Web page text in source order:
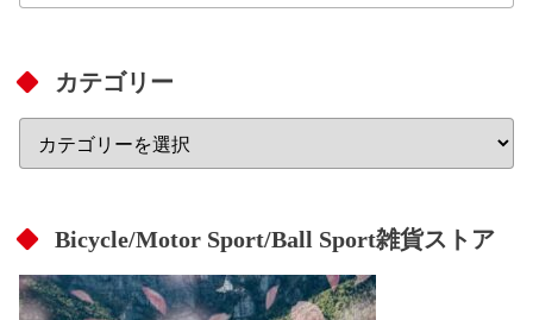
カテゴリー
Bicycle/Motor Sport/Ball Sport雑貨ストア